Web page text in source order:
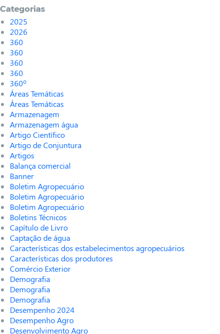
Categorias
2025
2026
360
360
360
360
360º
Áreas Temáticas
Áreas Temáticas
Armazenagem
Armazenagem água
Artigo Científico
Artigo de Conjuntura
Artigos
Balança comercial
Banner
Boletim Agropecuário
Boletim Agropecuário
Boletim Agropecuário
Boletins Técnicos
Capítulo de Livro
Captação de água
Características dos estabelecimentos agropecuários
Características dos produtores
Comércio Exterior
Demografia
Demografia
Demografia
Desempenho 2024
Desempenho Agro
Desenvolvimento Agro